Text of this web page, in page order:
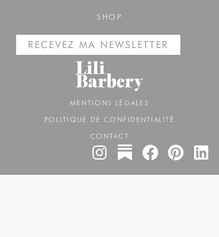
SHOP
RECEVEZ MA NEWSLETTER
MENTIONS LÉGALES
POLITIQUE DE CONFIDENTIALITÉ
CONTACT